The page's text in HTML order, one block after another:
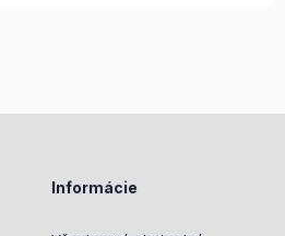
Informácie